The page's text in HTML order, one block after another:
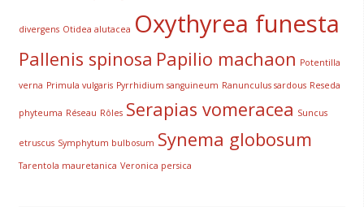
divergens Otidea alutacea Oxythyrea funesta
Pallenis spinosa Papilio machaon Potentilla
verna Primula vulgaris Pyrrhidium sanguineum Ranunculus sardous Reseda
phyteuma Réseau Rôles Serapias vomeracea Suncus
etruscus Symphytum bulbosum Synema globosum
Tarentola mauretanica Veronica persica